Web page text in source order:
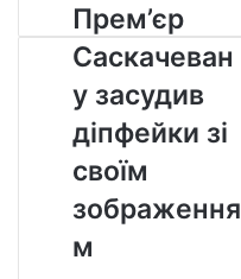
Прем’єр
Саскачевану
засудив
діпфейки
зі
своїм
зображенням
Прем’єр
Саскачеван
у засудив
діпфейки зі
своїм
зображення
м